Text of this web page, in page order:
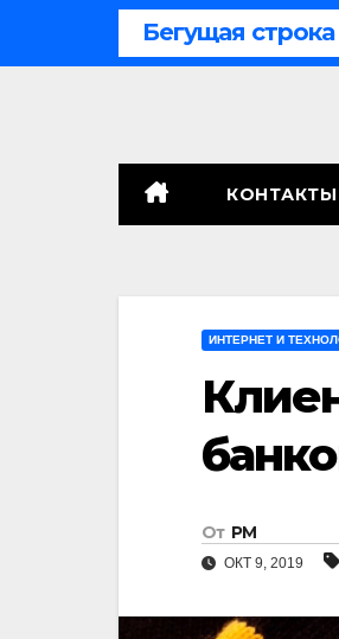
Бегущая строка
принимает по Грэму закон
КОНТАКТЫ
ИНТЕРНЕТ И
От РМ
ОКТ 9, 2019